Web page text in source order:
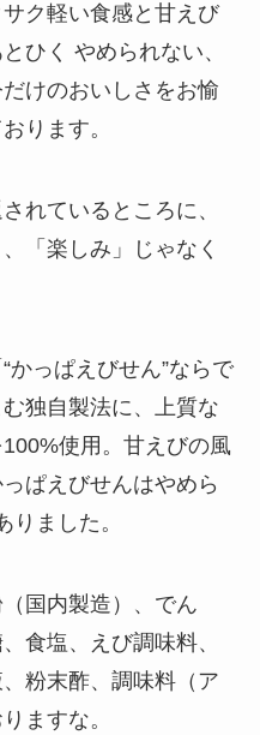
ク軽い食感と甘えび
ひく やめられない、
けのおいしさをお愉
ります。
れているところに、
「楽しみ」じゃなく
かっぱえびせん”ならで
独自製法に、上質な
使用。甘えびの風
ぱえびせんはやめら
ました。
国内製造）、でん
食塩、えび調味料、
粉末酢、調味料（ア
ますな。